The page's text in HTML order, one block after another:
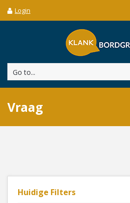
Login
Go to...
Vraag
Huidige Filters